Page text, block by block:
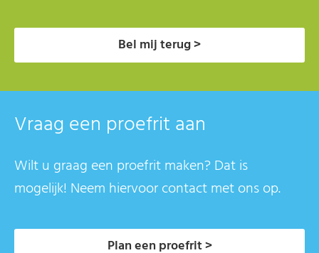
Bel mij terug >
Vraag een proefrit aan
Wilt u graag een proefrit maken? Dat is
mogelijk! Neem hiervoor contact met ons op.
Plan een proefrit >